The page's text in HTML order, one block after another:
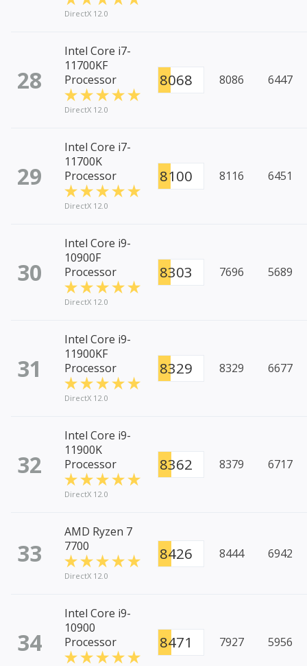
DirectX 12.0
28
Intel Core i7-
11700KF
Processor
DirectX 12.0
8068 8086 6447
29
Intel Core i7-
11700K
Processor
DirectX 12.0
8100 8116 6451
30
Intel Core i9-
10900F
Processor
DirectX 12.0
8303 7696 5689
31
Intel Core i9-
11900KF
Processor
DirectX 12.0
8329 8329 6677
32
Intel Core i9-
11900K
Processor
DirectX 12.0
8362 8379 6717
33
AMD Ryzen 7
7700
DirectX 12.0
8426 8444 6942
34
Intel Core i9-
10900
Processor
8471 7927 5956